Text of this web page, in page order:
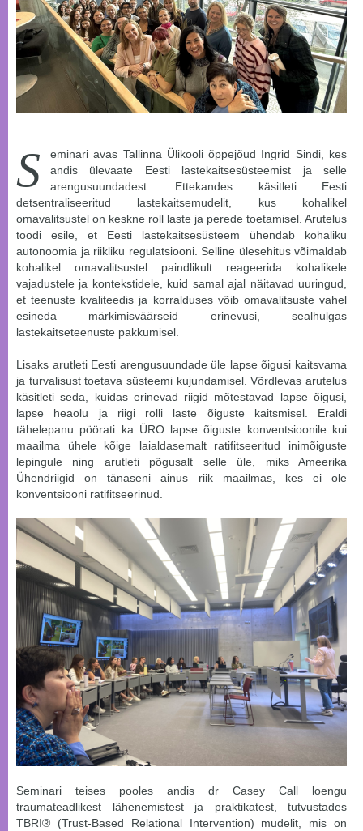
S
eminari avas Tallinna Ülikooli õppejõud Ingrid Sindi, kes
andis ülevaate Eesti lastekaitsesüsteemist ja selle
arengusuundadest. Ettekandes käsitleti Eesti
detsentraliseeritud lastekaitsemudelit, kus kohalikel
omavalitsustel on keskne roll laste ja perede toetamisel. Arutelus
toodi esile, et Eesti lastekaitsesüsteem ühendab kohaliku
autonoomia ja riikliku regulatsiooni. Selline ülesehitus võimaldab
kohalikel omavalitsustel paindlikult reageerida kohalikele
vajadustele ja kontekstidele, kuid samal ajal näitavad uuringud,
et teenuste kvaliteedis ja korralduses võib omavalitsuste vahel
esineda märkimisväärseid erinevusi, sealhulgas
lastekaitseteenuste pakkumisel.
Lisaks arutleti Eesti arengusuundade üle lapse õigusi kaitsvama
ja turvalisust toetava süsteemi kujundamisel. Võrdlevas arutelus
käsitleti seda, kuidas erinevad riigid mõtestavad lapse õigusi,
lapse heaolu ja riigi rolli laste õiguste kaitsmisel. Eraldi
tähelepanu pöörati ka ÜRO lapse õiguste konventsioonile kui
maailma ühele kõige laialdasemalt ratifitseeritud inimõiguste
lepingule ning arutleti põgusalt selle üle, miks Ameerika
Ühendriigid on tänaseni ainus riik maailmas, kes ei ole
konventsiooni ratifitseerinud.
Seminari teises pooles andis dr Casey Call loengu
traumateadlikest lähenemistest ja praktikatest, tutvustades
TBRI® (Trust-Based Relational Intervention) mudelit, mis on